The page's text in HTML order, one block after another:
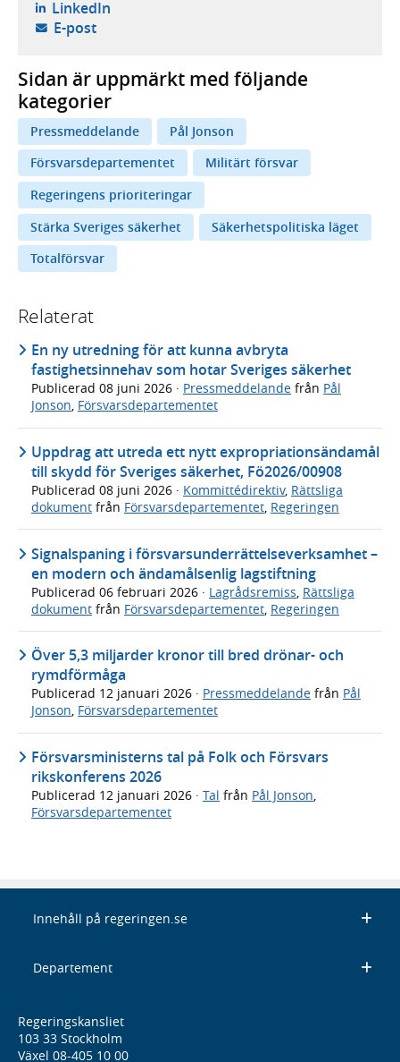
LinkedIn- öppnas i ny flik, extern webbplats,
E-post- öppnar din e-postklient,
Sidan är uppmärkt med följande
kategorier
Pressmeddelande
Pål Jonson
Försvarsdepartementet
Militärt försvar
Regeringens prioriteringar
Stärka Sveriges säkerhet
Säkerhetspolitiska läget
Totalförsvar
Relaterat
En ny utredning för att kunna avbryta
fastighetsinnehav som hotar Sveriges säkerhet
Publicerad 08 juni 2026 · Pressmeddelande från Pål
Jonson, Försvarsdepartementet
Uppdrag att utreda ett nytt expropriationsändamål
till skydd för Sveriges säkerhet, Fö2026/00908
Publicerad 08 juni 2026 · Kommittédirektiv, Rättsliga
dokument från Försvarsdepartementet, Regeringen
Signalspaning i försvarsunderrättelseverksamhet –
en modern och ändamålsenlig lagstiftning
Publicerad 06 februari 2026 · Lagrådsremiss Rättsliga
dokument från Försvarsdepartementet Regeringen
Över 5,3 miljarder kronor till bred drönar- och
rymdförmåga
Publicerad 12 januari 2026 · Pressmeddelande från Pål
Jonson, Försvarsdepartementet
Försvarsministerns tal på Folk och Försvars
rikskonferens 2026
Publicerad 12 januari 2026 · Tal från Pål Jonson,
Försvarsdepartementet
Innehåll på regeringen.se
Departement
Regeringskansliet
103 33 Stockholm
Växel 08-405 10 00